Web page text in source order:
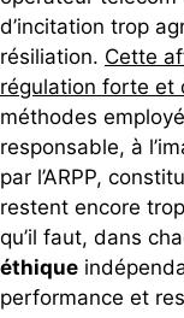
d’incitation trop
résiliation. Cette
régulation forte et
méthodes
responsable, à
par l’ARPP,
restent encore
qu’il faut, dans
éthique
performance et